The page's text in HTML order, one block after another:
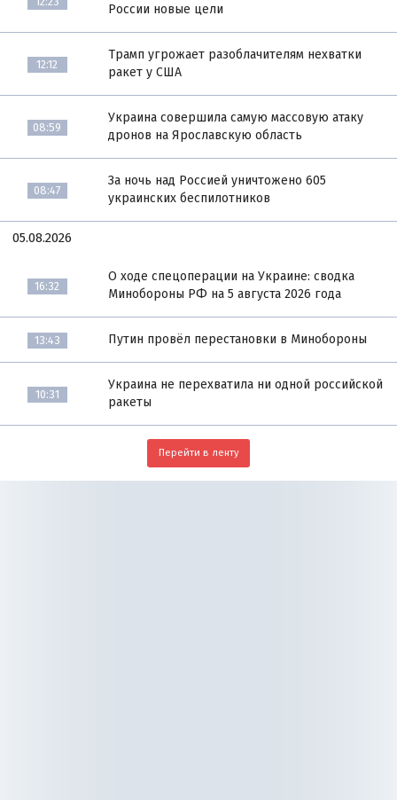
России новые цели
12:12
Трамп угрожает разоблачителям нехватки
ракет у США
08:59
Украина совершила самую массовую атаку
дронов на Ярославскую область
08:47
За ночь над Россией уничтожено 605
украинских беспилотников
05.08.2026
16:32
О ходе спецоперации на Украине: сводка
Минобороны РФ на 5 августа 2026 года
13:43 Путин провёл перестановки в Минобороны
10:31
Украина не перехватила ни одной российской
ракеты
Перейти в ленту